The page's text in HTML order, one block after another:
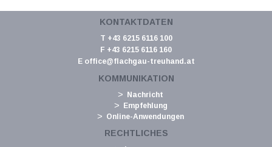
KONTAKTDATEN
T +43 6215 6116 100
F +43 6215 6116 160
E office@flachgau-treuhand.at
KOMMUNIKATION
Nachricht
Empfehlung
Online-Anwendungen
RECHTLICHES